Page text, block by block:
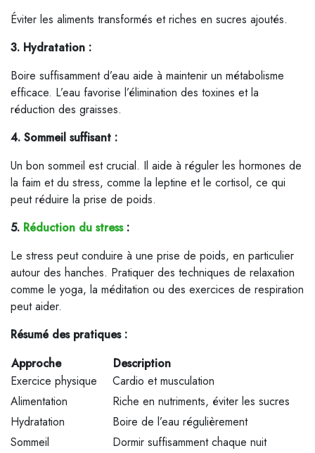
Éviter les aliments transformés et riches en sucres ajoutés.
3. Hydratation :
Boire suffisamment d’eau aide à maintenir un métabolisme
efficace. L’eau favorise l’élimination des toxines et la
réduction des graisses.
4. Sommeil suffisant :
Un bon sommeil est crucial. Il aide à réguler les hormones de
la faim et du stress, comme la leptine et le cortisol, ce qui
peut réduire la prise de poids.
5. Réduction du stress:
Le stress peut conduire à une prise de poids, en particulier
autour des hanches. Pratiquer des techniques de relaxation
comme le yoga, la méditation ou des exercices de respiration
peut aider.
Résumé des pratiques :
Approche
Description
Exercice physique
Cardio et musculation
Alimentation
Riche en nutriments, éviter les sucres
Hydratation
Boire de l’eau régulièrement
Sommeil
Dormir suffisamment chaque nuit